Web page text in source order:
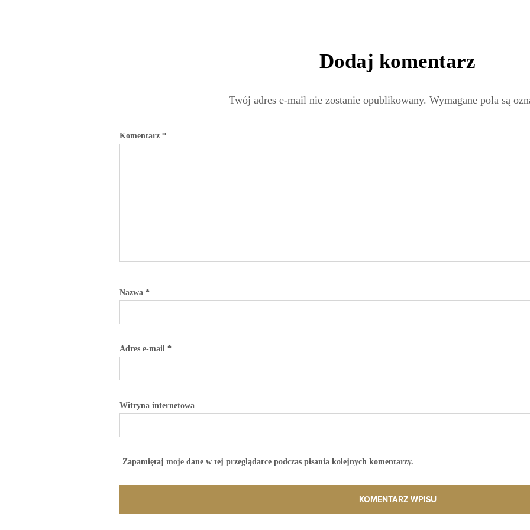
Dodaj komentarz
Twój adres e-mail nie zostanie opublikowany. Wymagane pola są
Komentarz *
Nazwa *
Adres e-mail *
Witryna internetowa
Zapamiętaj moje dane w tej przeglądarce podczas pisania kolejnych komentarzy.